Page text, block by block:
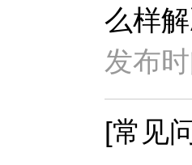
么样
发布
[常见